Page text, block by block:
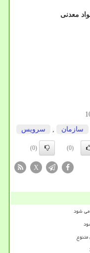
معدنی
سازمان , سرویس
(0)
(0)
X
می شود